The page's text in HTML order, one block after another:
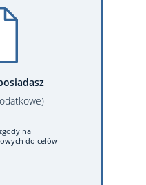
na
do celów